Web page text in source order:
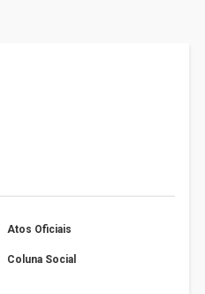
Atos Oficiais
Coluna Social